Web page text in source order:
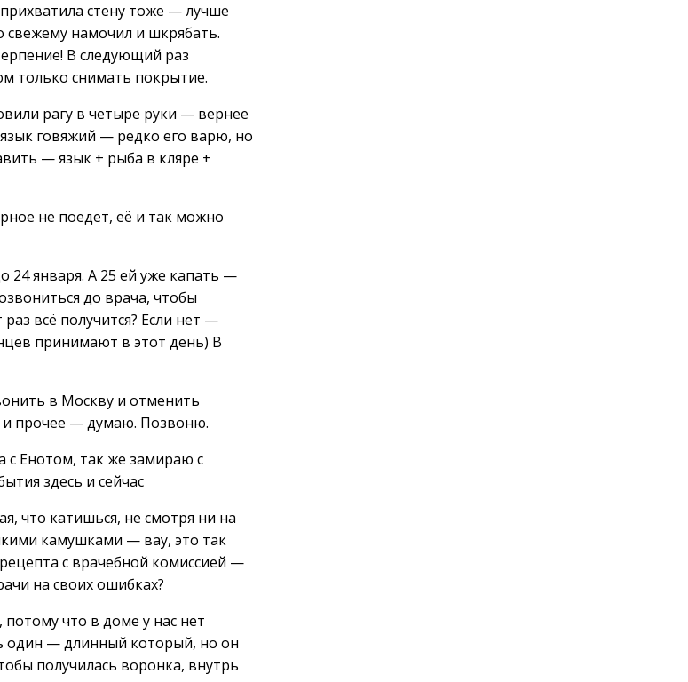
стену тоже — лучше
свежему намочил и шкрябать.
В следующий раз
только снимать покрытие.
рагу в четыре руки — вернее
говяжий — редко его варю, но
— язык + рыба в кляре +
не поедет, её и так можно
24 января. А 25 ей уже капать —
до врача, чтобы
всё получится? Если нет —
принимают в этот день) В
в Москву и отменить
и прочее — думаю. Позвоню.
с Енотом, так же замираю с
здесь и сейчас
что катишься, не смотря ни на
камушками — вау, это так
с врачебной комиссией —
на своих ошибках?
что в доме у нас нет
один — длинный который, но он
получилась воронка, внутрь